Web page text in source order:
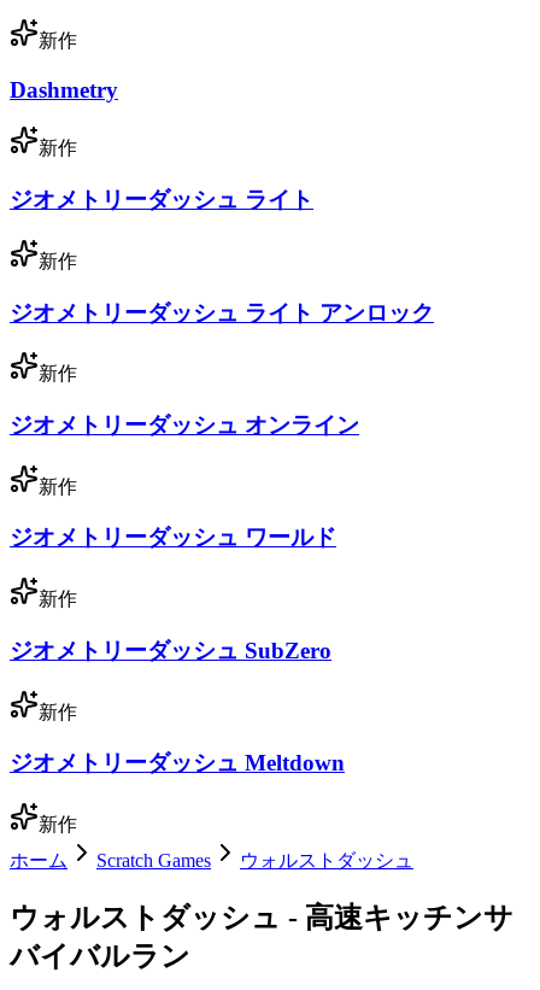
新作
Dashmetry
新作
ジオメトリーダッシュ ライト
新作
ジオメトリーダッシュ ライト アンロック
新作
ジオメトリーダッシュ オンライン
新作
ジオメトリーダッシュ ワールド
新作
ジオメトリーダッシュ SubZero
新作
ジオメトリーダッシュ Meltdown
新作
ホーム
Scratch Games ウォルストダッシュ
ウォルストダッシュ - 高速キッチンサ
バイバルラン